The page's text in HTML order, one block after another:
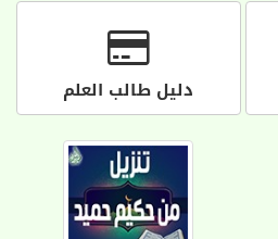
دليل طالب العلم